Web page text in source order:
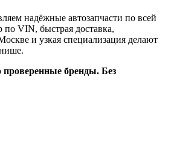
надёжные автозапчасти по всей
VIN, быстрая доставка,
и узкая специализация делают
проверенные бренды. Без